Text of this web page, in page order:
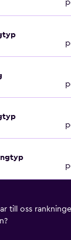
till oss